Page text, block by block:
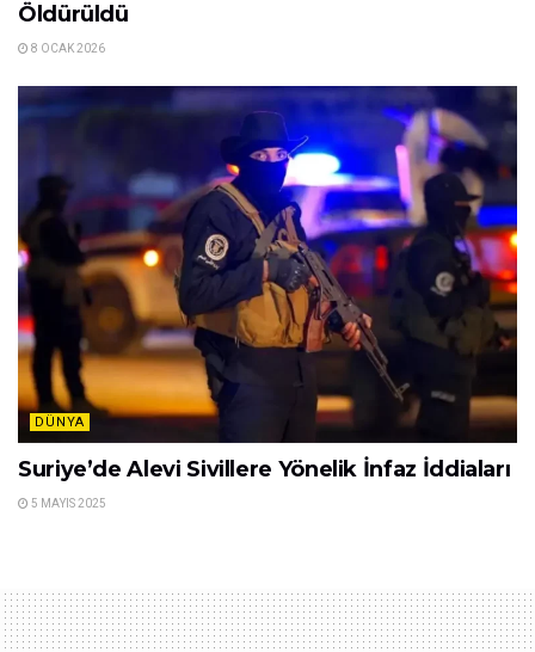
Öldürüldü
8 OCAK 2026
DÜNYA
Suriye’de Alevi Sivillere Yönelik İnfaz İddiaları
5 MAYIS 2025